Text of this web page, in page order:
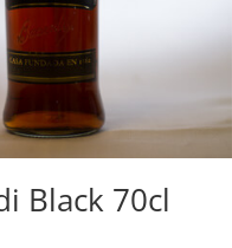
Black 70cl